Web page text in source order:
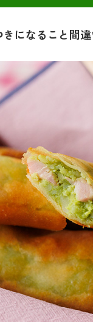
きになること間